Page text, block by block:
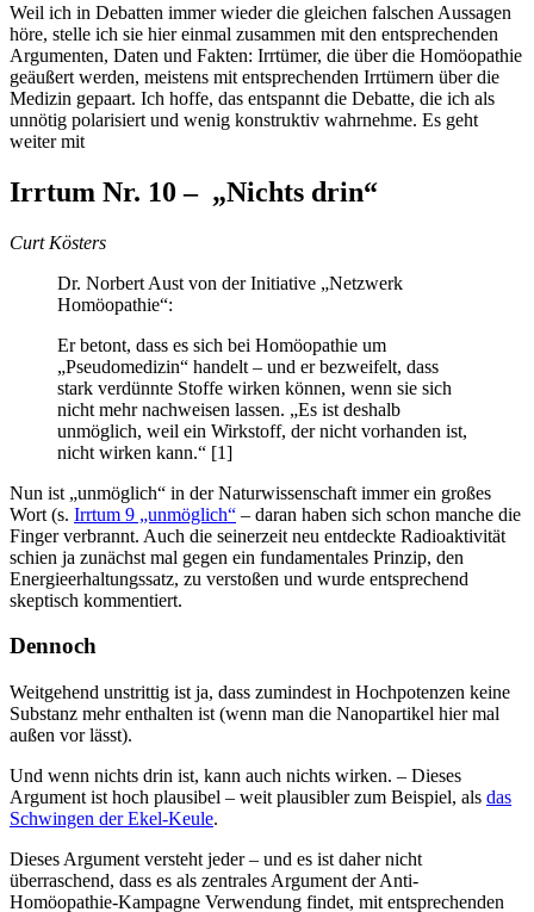
Weil ich in Debatten immer wieder die gleichen falschen Aussagen
höre, stelle ich sie hier einmal zusammen mit den entsprechenden
Argumenten, Daten und Fakten: Irrtümer, die über die Homöopathie
geäußert werden, meistens mit entsprechenden Irrtümern über die
Medizin gepaart. Ich hoffe, das entspannt die Debatte, die ich als
unnötig polarisiert und wenig konstruktiv wahrnehme. Es geht
weiter mit
Irrtum Nr. 10 – „Nichts drin“
Curt Kösters
Dr. Norbert Aust von der Initiative „Netzwerk
Homöopathie“:
Er betont, dass es sich bei Homöopathie um
„Pseudomedizin“ handelt – und er bezweifelt, dass
stark verdünnte Stoffe wirken können, wenn sie sich
nicht mehr nachweisen lassen. „Es ist deshalb
unmöglich, weil ein Wirkstoff, der nicht vorhanden ist,
nicht wirken kann.“ [1]
Nun ist „unmöglich“ in der Naturwissenschaft immer ein großes
Wort (s. Irrtum 9 „unmöglich“ – daran haben sich schon manche die
Finger verbrannt. Auch die seinerzeit neu entdeckte Radioaktivität
schien ja zunächst mal gegen ein fundamentales Prinzip, den
Energieerhaltungssatz, zu verstoßen und wurde entsprechend
skeptisch kommentiert.
Dennoch
Weitgehend unstrittig ist ja, dass zumindest in Hochpotenzen keine
Substanz mehr enthalten ist (wenn man die Nanopartikel hier mal
außen vor lässt).
Und wenn nichts drin ist, kann auch nichts wirken. – Dieses
Argument ist hoch plausibel – weit plausibler zum Beispiel, als das
Schwingen der Ekel-Keule.
Dieses Argument versteht jeder – und es ist daher nicht
überraschend, dass es als zentrales Argument der Anti-
Homöopathie-Kampagne Verwendung findet, mit entsprechenden